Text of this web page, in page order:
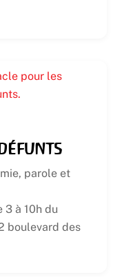
parole et
3 à 10h du
boulevard des